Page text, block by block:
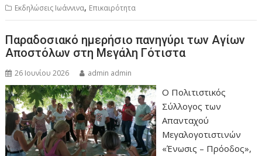
Εκδηλώσεις Ιωάννινα, Επικαιρότητα
Παραδοσιακό ημερήσιο πανηγύρι των Αγίων
Αποστόλων στη Μεγάλη Γότιστα
26 Ιουνίου 2026 admin admin
Ο Πολιτιστικός
Σύλλογος των
Απανταχού
Μεγαλογοτιστινών
«Ένωσις – Πρόοδος»,